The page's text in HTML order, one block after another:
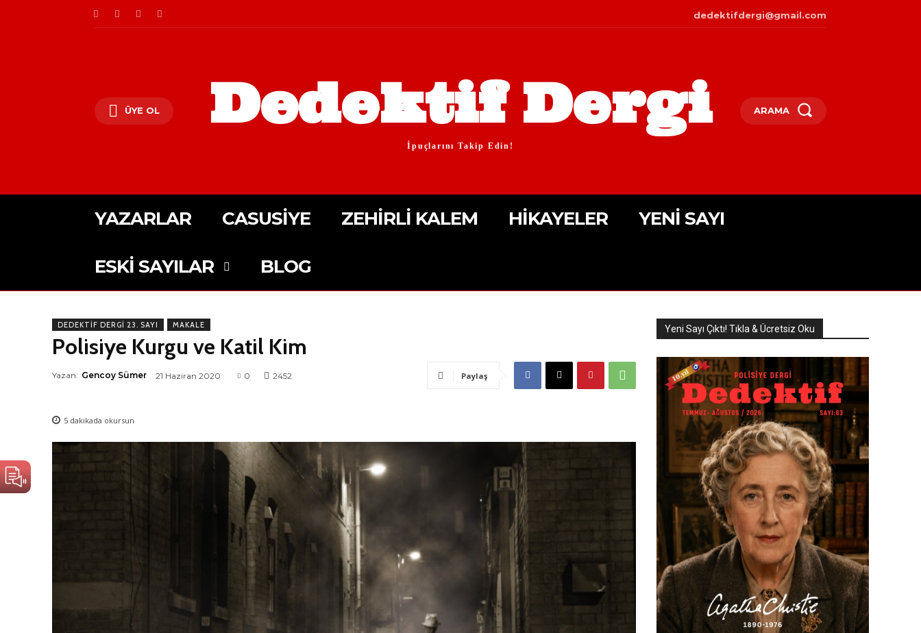
dedektifdergi@gmail.com
ÜYE OL Dedektif Dergi
İpuçlarını Takip Edin!
ARAMA
YAZARLAR CASUSIYE ZEHIRLI KALEM HIKAYELER YENI SAYI
ESKI SAYILAR BLOG
DEDEKTIF DERGI 23. SAYI MAKALE
Polisiye Kurgu ve Katil Kim
Yazan: Gencoy Sümer 21 Haziran 2020 0 2452 Paylaş
5 dakikada okursun
Yeni Sayı Çıktı! Tıkla & Ücretsiz Oku